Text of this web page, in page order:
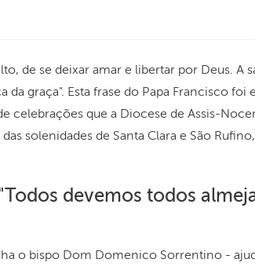
de se deixar amar e libertar por Deus. A
da graça". Esta frase do Papa Francisco foi
celebrações que a Diocese de Assis-
solenidades de Santa Clara e São
devemos todos
o bispo Dom Domenico Sorrentino -